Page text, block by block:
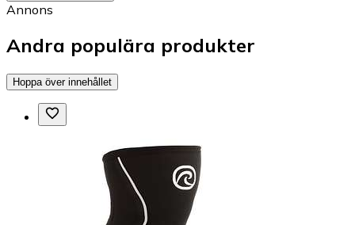
Annons
Andra populära produkter
Hoppa över innehållet